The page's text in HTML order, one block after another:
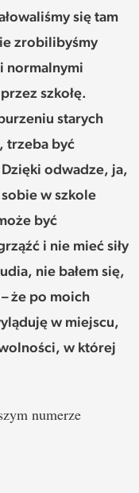
się tam
zrobilibyśmy
normalnymi
szkołę.
starych
trzeba być
odwadze, ja,
w szkole
być
i nie mieć siły
nie bałem się,
że po moich
w miejscu,
w której
numerze